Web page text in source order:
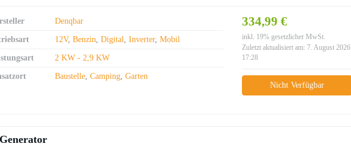
334,99 €
inkl. 19% gesetzlicher MwSt.
Zuletzt aktualisiert am: 7. August 2026
17:28
Nicht Verfügbar
Denqbar
12V,Benzin,Digital,Inverter,Mobil
2 KW - 2,9 KW
Baustelle,Camping,Garten